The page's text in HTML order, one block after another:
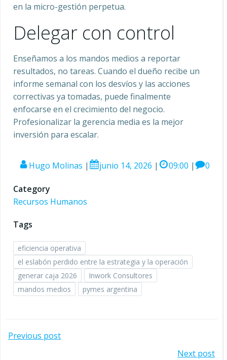
en la micro-gestión perpetua.
Delegar con control
Enseñamos a los mandos medios a reportar
resultados, no tareas. Cuando el dueño recibe un
informe semanal con los desvíos y las acciones
correctivas ya tomadas, puede finalmente
enfocarse en el crecimiento del negocio.
Profesionalizar la gerencia media es la mejor
inversión para escalar.
Hugo Molinas | junio 14, 2026 | 09:00 | 0
Category
Recursos Humanos
Tags
eficiencia operativa
el eslabón perdido entre la estrategia y la operación
generar caja 2026
Inwork Consultores
mandos medios
pymes argentina
Navegación
Previous post
Next post